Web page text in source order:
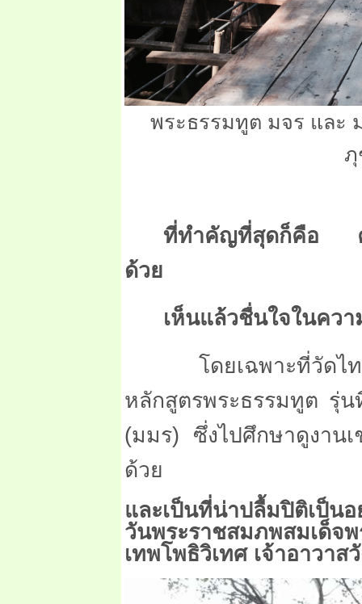
พระธรรมทูต มจร และ
ภุ
ที่ทำคัญที่สุดก็คือ คณ
ด้วย
เห็นแล้วชื่นใจในคว
โดยเฉพาะที่วัดไทยพุ
หลักสูตรพระธรรมทูต รุ่
(มมร) ซึ่งไปศึกษาดูงาน
ด้วย
และเป็นที่น่าปลื้มปิติเป็น
วันพระราชสมภพสมเด็
เทพโพธิวิเทศ เจ้าอาวา